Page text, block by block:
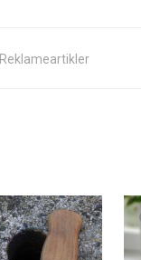
Reklameartikler